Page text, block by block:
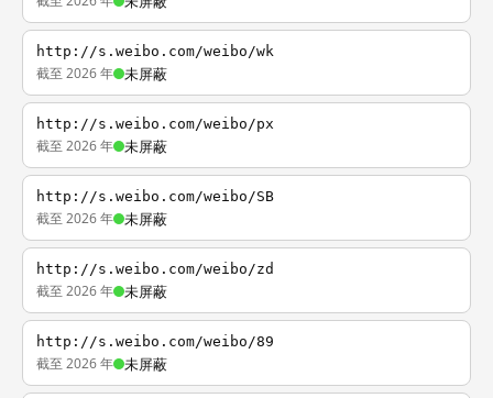
http://s.weibo.com/weibo/wk
截至 2026 年 未屏蔽
http://s.weibo.com/weibo/px
截至 2026 年 未屏蔽
http://s.weibo.com/weibo/SB
截至 2026 年 未屏蔽
http://s.weibo.com/weibo/zd
截至 2026 年 未屏蔽
http://s.weibo.com/weibo/89
截至 2026 年 未屏蔽